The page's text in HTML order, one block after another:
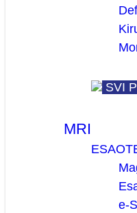
SVI
MRI
e-